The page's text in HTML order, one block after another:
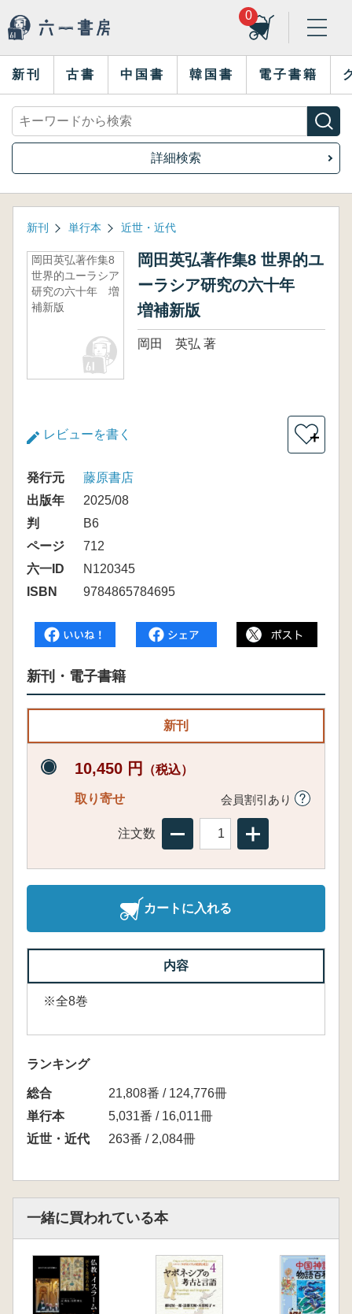
0
新刊 古書 中国書 韓国書 電子書籍
詳細検索
新刊 単行本 近世・近代
岡田英弘著作集8
世界的ユーラシア
研究の六十年 増
補新版
岡田英弘著作集8 世界的ユ
ーラシア研究の六十年
増補新版
岡田 英弘 著
レビューを書く ＋
発行元
藤原書店
出版年
2025/08
判
B6
ページ
712
六一ID
N120345
ISBN
9784865784695
新刊・電子書籍
新刊
10,450 円 （税込）
取り寄せ 会員割引あり
注文数
カートに入れる
内容
※全8巻
ランキング
総合
21,808番 / 124,776冊
単行本
5,031番 / 16,011冊
近世・近代
263番 / 2,084冊
一緒に買われている本